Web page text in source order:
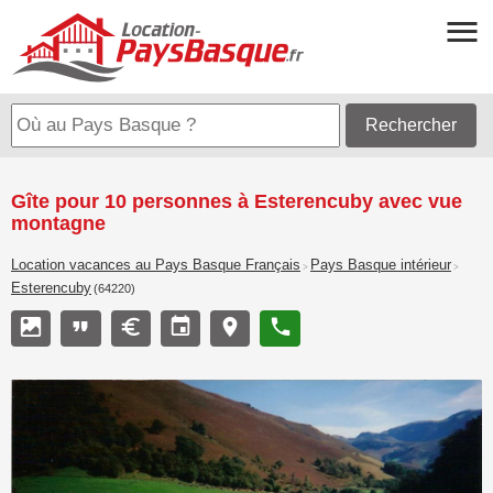
Rechercher
Gîte pour 10 personnes à Esterencuby avec vue
montagne
Location vacances au Pays Basque Français > Pays Basque intérieur >
Esterencuby(64220)